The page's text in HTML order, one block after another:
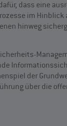
dass eine
im
hinweg
der
über die